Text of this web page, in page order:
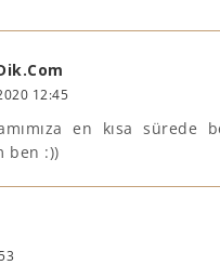
12:45
en kısa sürede
ben :))